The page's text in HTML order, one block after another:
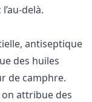
delà.
antiseptique
des huiles
de camphre.
attribue des